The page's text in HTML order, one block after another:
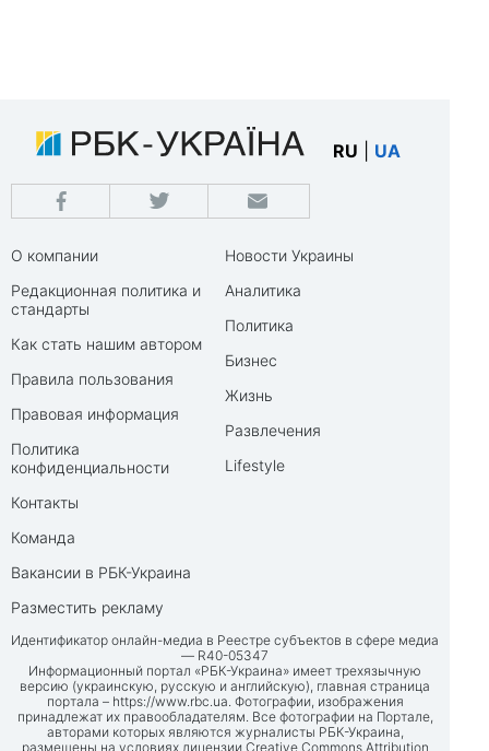
RU UA
О компании
Редакционная политика и
стандарты
Как стать нашим автором
Правила пользования
Правовая информация
Политика
конфиденциальности
Контакты
Команда
Вакансии в РБК-Украина
Разместить рекламу
Новости Украины
Аналитика
Политика
Бизнес
Жизнь
Развлечения
Lifestyle
Идентификатор онлайн-медиа в Реестре субъектов в сфере медиа
— R40-05347
Информационный портал «РБК-Украина» имеет трехязычную
версию (украинскую, русскую и английскую), главная страница
портала – https://www.rbc.ua. Фотографии, изображения
принадлежат их правообладателям. Все фотографии на Портале,
авторами которых являются журналисты РБК-Украина,
размещены на условиях лицензии Creative Commons Attribution